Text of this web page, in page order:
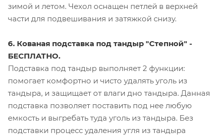
зимой и летом. Чехол оснащен петлей в верхней
части для подвешивания и затяжкой снизу.
6. Кованая подставка под тандыр "Степной" -
БЕСПЛАТНО.
Подставка под тандыр выполняет 2 функции:
помогает комфортно и чисто удалять уголь из
тандыра, и защищает от влаги дно тандыра. Данная
подставка позволяет поставить под нее любую
емкость и выгребать туда уголь из тандыра. Без
подставки процесс удаления угля из тандыра